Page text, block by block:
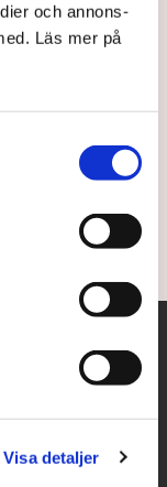
och annons-
Läs mer på
Visa detaljer
måste
till skarpa